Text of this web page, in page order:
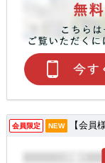
会員限定 NEW 【会員